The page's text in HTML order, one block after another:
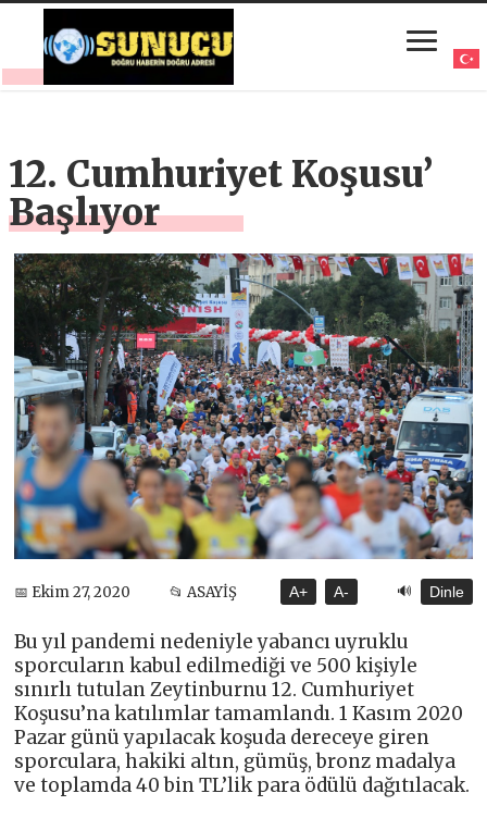
12. Cumhuriyet Koşusu’
Başlıyor
📅 Ekim 27, 2020 📂 ASAYİŞ A+ A- 🔊 Dinle
Bu yıl pandemi nedeniyle yabancı uyruklu
sporcuların kabul edilmediği ve 500 kişiyle
sınırlı tutulan Zeytinburnu 12. Cumhuriyet
Koşusu’na katılımlar tamamlandı. 1 Kasım 2020
Pazar günü yapılacak koşuda dereceye giren
sporculara, hakiki altın, gümüş, bronz madalya
ve toplamda 40 bin TL’lik para ödülü dağıtılacak.